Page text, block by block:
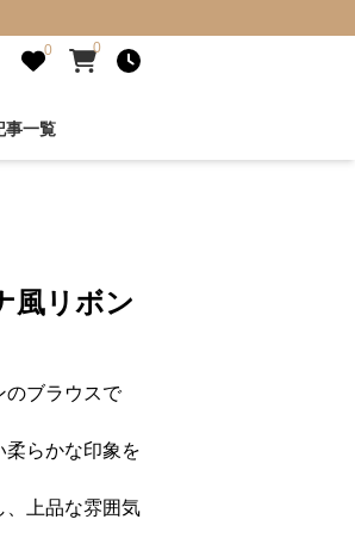
0 0
事一覧
風リボン
のブラウスで
柔らかな印象を
、上品な雰囲気